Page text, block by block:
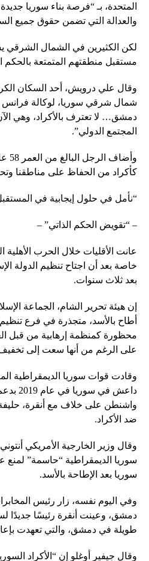
المتحدة، بـ “فرصة بناء سوريا
والعدالة التي تضمن حقوق جميع
لكن الكثيرين في الشمال الشرقي
مستقبل منطقتهم المتمتعة بالحكم
وقال علي درويش، أحد السكان
شمال شرقي سوريا، لوكالة
دمشق… لا تعترف بالأكراد، وهي
المجتمع الدولي”.
كأكراد من الحفاظ على مناطقنا
“نأمل في حلول إيجابية في
– “تقويض الحكم الذاتي” –
خاصة بعد أن اجتاح تنظيم الدولة
بعد ثلاث سنوات.
إن هيئة تحرير الشام، الجماعة
أطاح بالأسد، متجذرة في فرع
محظورة كمنظمة إرهابية من قبل
على الرغم من أنها سعت إلى
وقادت قوات سوريا الديمقراطية
داعش
واشنطن على خلاف مع أنقرة، حليفة
ضد الأكراد.
وقال وزير الخارجية الأمريكي
سوريا الديمقراطية “حاسمة”
سوريا بعد الإطاحة بالأسد.
وفي اليوم نفسه، زار رئيس
دمشق، وعينت أنقرة رئيسًا جديدًا
طويلة في دمشق، والتي تعهدت
وقال جيفير أوغلو إن “الأكراد